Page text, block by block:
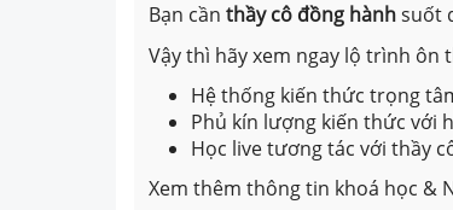
Bạn cần thầy cô đồng hànhsuốt
Vậy thì hãy xem ngay lộ trình ôn
Hệ thống kiến thức trọng
Phủ kín lượng kiến thức với
Học live tương tác với thầy
Xem thêm thông tin khoá học &